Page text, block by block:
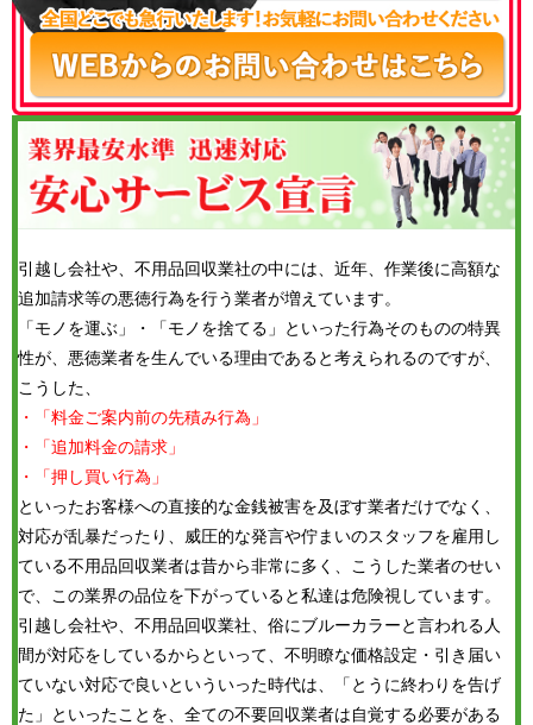
引越し会社や、不用品回収業社の中には、近年、作業後に高額な
追加請求等の悪徳行為を行う業者が増えています。
「モノを運ぶ」・「モノを捨てる」といった行為そのものの特異
性が、悪徳業者を生んでいる理由であると考えられるのですが、
こうした、
・「料金ご案内前の先積み行為」
・「追加料金の請求」
・「押し買い行為」
といったお客様への直接的な金銭被害を及ぼす業者だけでなく、
対応が乱暴だったり、威圧的な発言や佇まいのスタッフを雇用し
ている不用品回収業者は昔から非常に多く、こうした業者のせい
で、この業界の品位を下がっていると私達は危険視しています。
引越し会社や、不用品回収業社、俗にブルーカラーと言われる人
間が対応をしているからといって、不明瞭な価格設定・引き届い
ていない対応で良いといういった時代は、「とうに終わりを告げ
た」といったことを、全ての不要回収業者は自覚する必要がある